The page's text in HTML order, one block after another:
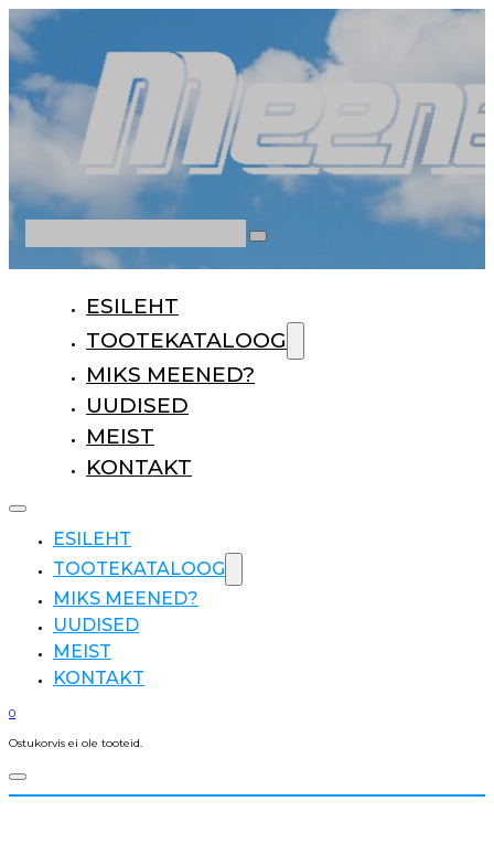
ESILEHT
TOOTEKATALOOG
MIKS MEENED?
UUDISED
MEIST
KONTAKT
ESILEHT
TOOTEKATALOOG
MIKS MEENED?
UUDISED
MEIST
KONTAKT
0
Ostukorvis ei ole tooteid.